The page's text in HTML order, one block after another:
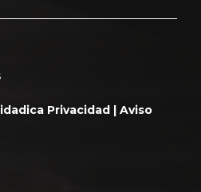
ica Privacidad | Aviso